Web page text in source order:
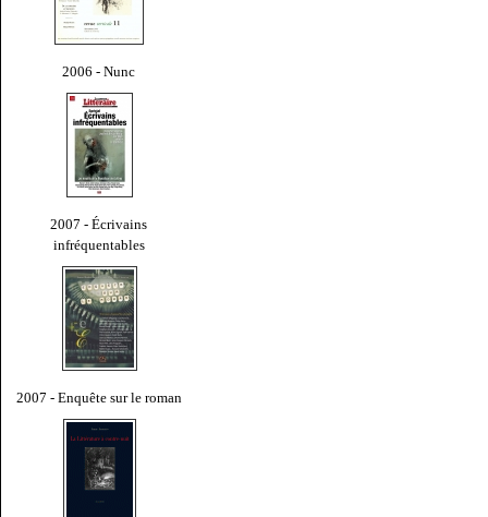
2006 - Nunc
2007 - Écrivains
infréquentables
2007 - Enquête sur le roman